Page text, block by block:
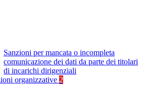
Sanzioni per mancata o incompleta
comunicazione dei dati da parte dei titolari
di incarichi dirigenziali
organizzative 2